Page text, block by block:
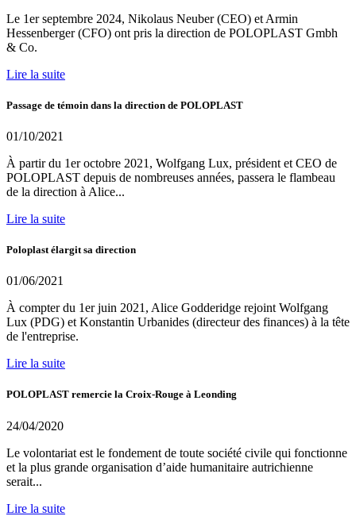
Le 1er septembre 2024, Nikolaus Neuber (CEO) et Armin
Hessenberger (CFO) ont pris la direction de POLOPLAST Gmbh
& Co.
Lire la suite
Passage de témoin dans la direction de POLOPLAST
01/10/2021
À partir du 1er octobre 2021, Wolfgang Lux, président et CEO de
POLOPLAST depuis de nombreuses années, passera le flambeau
de la direction à Alice...
Lire la suite
Poloplast élargit sa direction
01/06/2021
À compter du 1er juin 2021, Alice Godderidge rejoint Wolfgang
Lux (PDG) et Konstantin Urbanides (directeur des finances) à la tête
de l'entreprise.
Lire la suite
POLOPLAST remercie la Croix-Rouge à Leonding
24/04/2020
Le volontariat est le fondement de toute société civile qui fonctionne
et la plus grande organisation d’aide humanitaire autrichienne
serait...
Lire la suite